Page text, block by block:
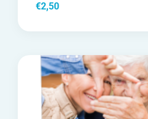
€2,50